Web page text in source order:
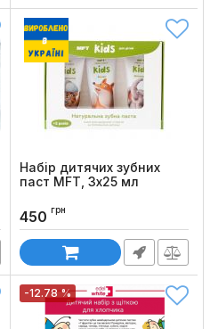
Набір дитячих зубних
паст MFT, 3х25 мл
450 грн
-12.78 %